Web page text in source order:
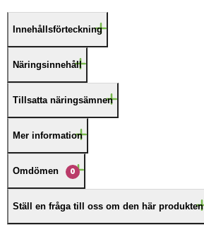
Innehållsförteckning
Näringsinnehåll
Tillsatta näringsämnen
Mer information
Omdömen 0
Ställ en fråga till oss om den här produkten